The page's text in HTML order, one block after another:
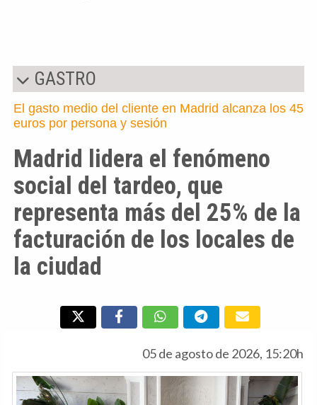
GASTRO
El gasto medio del cliente en Madrid alcanza los 45
euros por persona y sesión
Madrid lidera el fenómeno
social del tardeo, que
representa más del 25% de la
facturación de los locales de
la ciudad
05 de agosto de 2026, 15:20h